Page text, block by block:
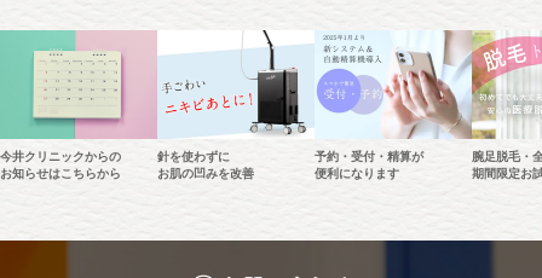
今井クリニックからの
お知らせはこちらから
針を使わずに
お肌の凹みを改善
予約・受付・精算が
便利になります
腕足脱毛・
期間限定お